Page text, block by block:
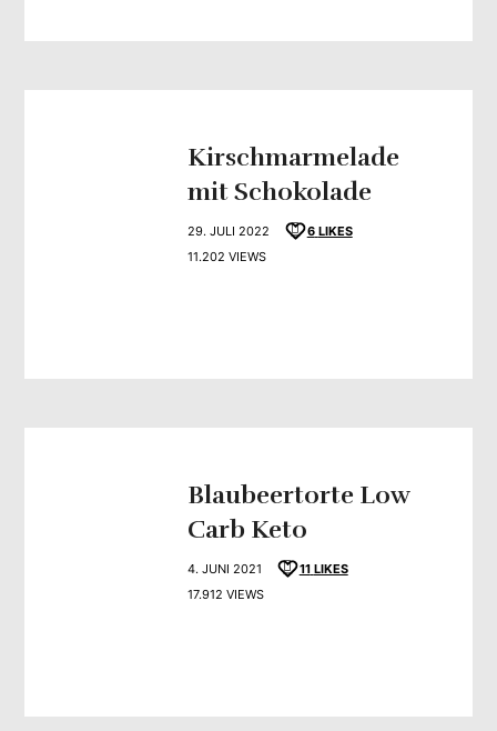
Kirschmarmelade
mit Schokolade
29. JULI 2022 6 LIKES
11.202 VIEWS
Blaubeertorte Low
Carb Keto
4. JUNI 2021 11 LIKES
17.912 VIEWS